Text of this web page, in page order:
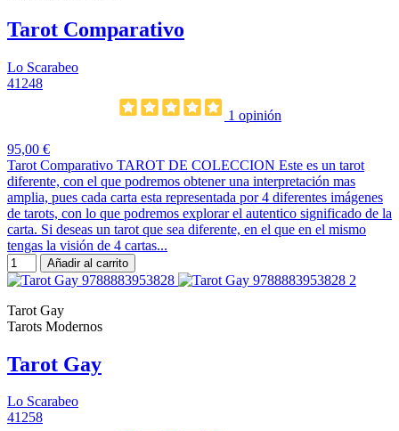
Tarot Comparativo
Lo Scarabeo
41248
1 opinión
95,00 €
Tarot Comparativo TAROT DE COLECCION Este es un tarot
diferente, con el que podremos obtener una interpretación mas
amplia, pues cada carta esta representada por 4 diferentes imágenes
de tarots, con lo que podremos explorar el autentico significado de la
carta. Si deseas un tarot que sea diferente, en el que en el mismo
tengas la visión de 4 cartas...
Añadir al carrito
Tarot Gay
Tarots Modernos
Tarot Gay
Lo Scarabeo
41258